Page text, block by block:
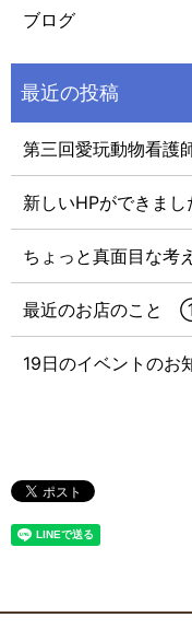
ブログ
第三回愛玩動物看護
新しいHPができまし
ちょっと真面目な考
最近のお店のこと
19日のイベントのお